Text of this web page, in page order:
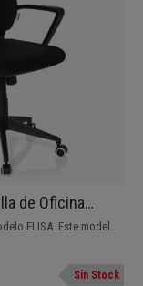
de Oficina
Negro,
8 horas, Negro
ELISA. Este modelo
están unidos
y con un aspecto
ver en esta silla se
Sin Stock